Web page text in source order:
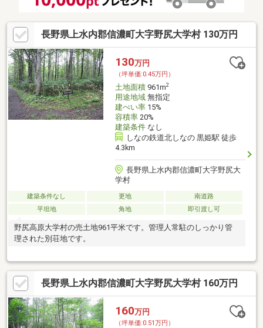
長野県上水内郡信濃町大字野尻大学村 130万円
130万円
（坪単価:0.45万円）
土地面積961m2
用途地域無指定
建ぺい率15%
容積率20%
建築条件なし
しなの鉄道北しなの 黒姫駅 徒歩
4.3km
長野県上水内郡信濃町大字野尻大
学村
建築条件なし 更地
南道路
平坦地
角地 即引渡し可
野尻高原大学村の売土地961平米です。管理人常駐のしっかり管
理された別荘地です。
長野県上水内郡信濃町大字野尻大学村 160万円
160万円
（坪単価:0.51万円）